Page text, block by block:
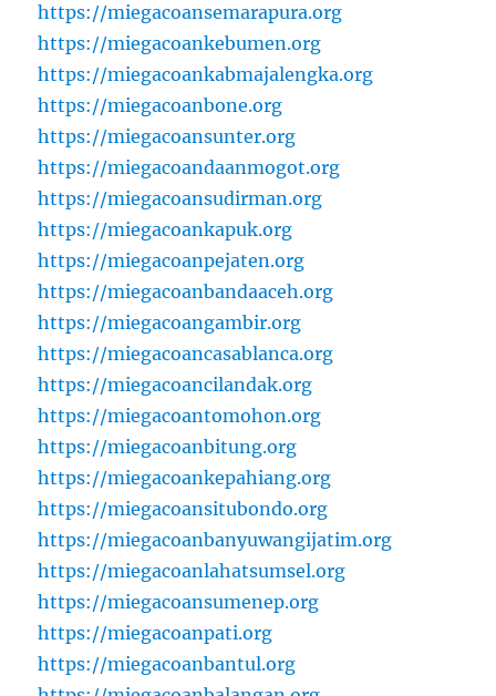
https://miegacoansemarapura.org
https://miegacoankebumen.org
https://miegacoankabmajalengka.org
https://miegacoanbone.org
https://miegacoansunter.org
https://miegacoandaanmogot.org
https://miegacoansudirman.org
https://miegacoankapuk.org
https://miegacoanpejaten.org
https://miegacoanbandaaceh.org
https://miegacoangambir.org
https://miegacoancasablanca.org
https://miegacoancilandak.org
https://miegacoantomohon.org
https://miegacoanbitung.org
https://miegacoankepahiang.org
https://miegacoansitubondo.org
https://miegacoanbanyuwangijatim.org
https://miegacoanlahatsumsel.org
https://miegacoansumenep.org
https://miegacoanpati.org
https://miegacoanbantul.org